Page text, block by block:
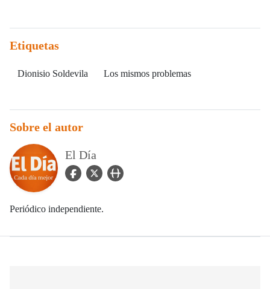
Etiquetas
Dionisio Soldevila Los mismos problemas
Sobre el autor
El Día
facebook Icon
twitter Iconuser_url Icon
Periódico independiente.